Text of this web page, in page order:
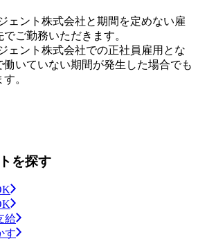
ェント株式会社と期間を定めない雇
ご勤務いただきます。
ェント株式会社での正社員雇用とな
働いていない期間が発生した場合でも
。
を探す
給
す